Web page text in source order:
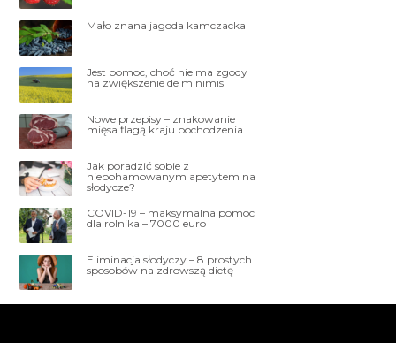
Mało znana jagoda kamczacka
Jest pomoc, choć nie ma zgody
na zwiększenie de minimis
Nowe przepisy – znakowanie
mięsa flagą kraju pochodzenia
Jak poradzić sobie z
niepohamowanym apetytem na
słodycze?
COVID-19 – maksymalna pomoc
dla rolnika – 7000 euro
Eliminacja słodyczy – 8 prostych
sposobów na zdrowszą dietę